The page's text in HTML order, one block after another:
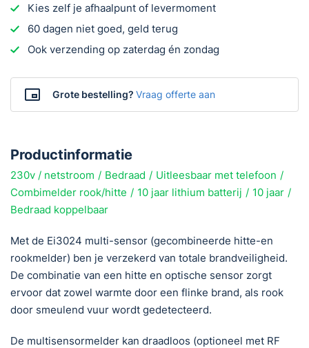
Kies zelf je afhaalpunt of levermoment
60 dagen niet goed, geld terug
Ook verzending op zaterdag én zondag
Grote bestelling? Vraag offerte aan
Productinformatie
230v / netstroom Bedraad
Uitleesbaar met telefoon
Combimelder rook/hitte
10 jaar lithium batterij
10 jaar
Bedraad koppelbaar
Met de Ei3024 multi-sensor (gecombineerde hitte-en
rookmelder) ben je verzekerd van totale brandveiligheid.
De combinatie van een hitte en optische sensor zorgt
ervoor dat zowel warmte door een flinke brand, als rook
door smeulend vuur wordt gedetecteerd.
De multisensormelder kan draadloos (optioneel met RF